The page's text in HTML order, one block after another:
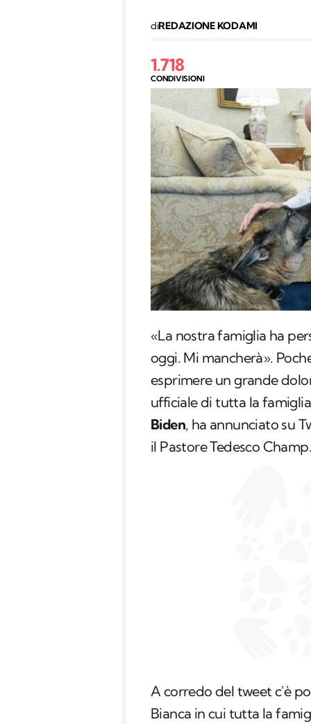
diREDAZIONE KODAMI
1.718
CONDIVISIONI
«La nostra famiglia ha
oggi. Mi mancherà».
esprimere un grande
ufficiale di tutta la
Biden, ha annunciato su
il Pastore Tedesco Champ.
A corredo del tweet c'è
Bianca in cui tutta la